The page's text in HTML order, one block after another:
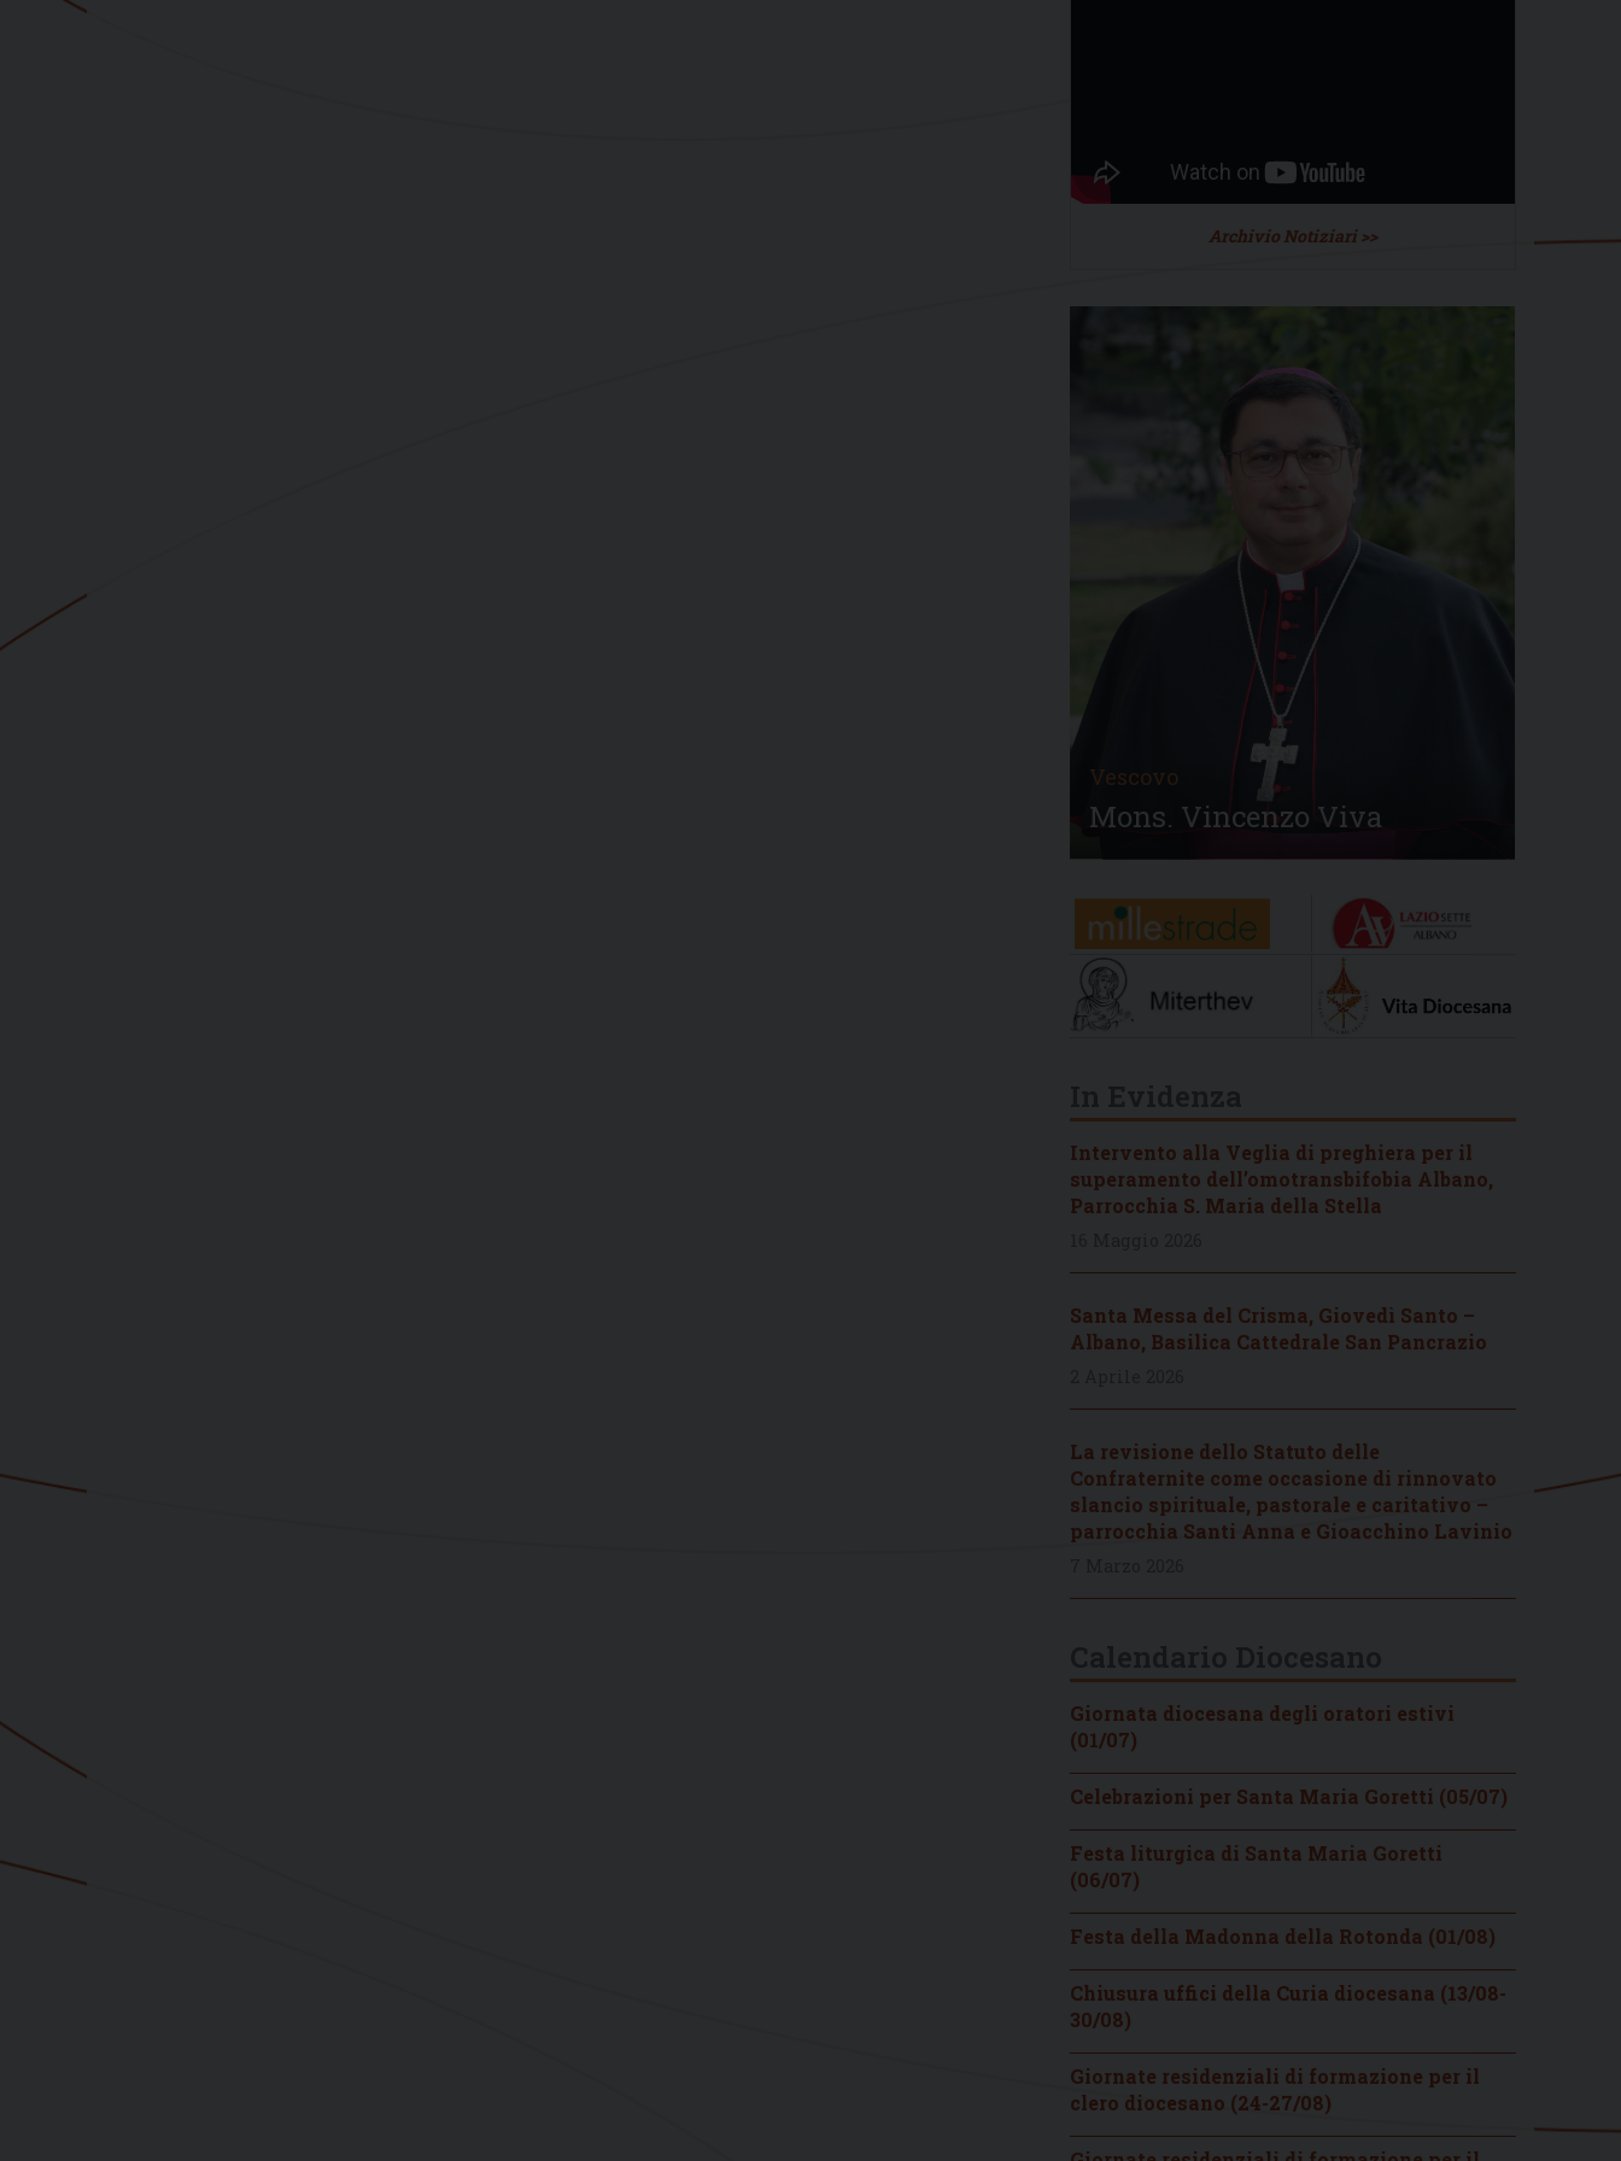
Archivio Notiziari >>
Vescovo
Mons. Vincenzo Viva
Intervento alla Veglia di preghiera per il
superamento dell’omotransbifobia Albano,
Parrocchia S. Maria della Stella
Santa Messa del Crisma, Giovedì Santo –
Albano, Basilica Cattedrale San Pancrazio
La revisione dello Statuto delle
Confraternite come occasione di rinnovato
slancio spirituale, pastorale e caritativo –
parrocchia Santi Anna e Gioacchino Lavinio
Giornata diocesana degli oratori estivi
(01/07)
Celebrazioni per Santa Maria Goretti (05/07)
Festa liturgica di Santa Maria Goretti
(06/07)
Festa della Madonna della Rotonda (01/08)
Chiusura uffici della Curia diocesana (13/08-
30/08)
Giornate residenziali di formazione per il
clero diocesano (24-27/08)